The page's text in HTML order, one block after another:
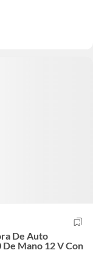
De Auto
De Mano 12 V Con